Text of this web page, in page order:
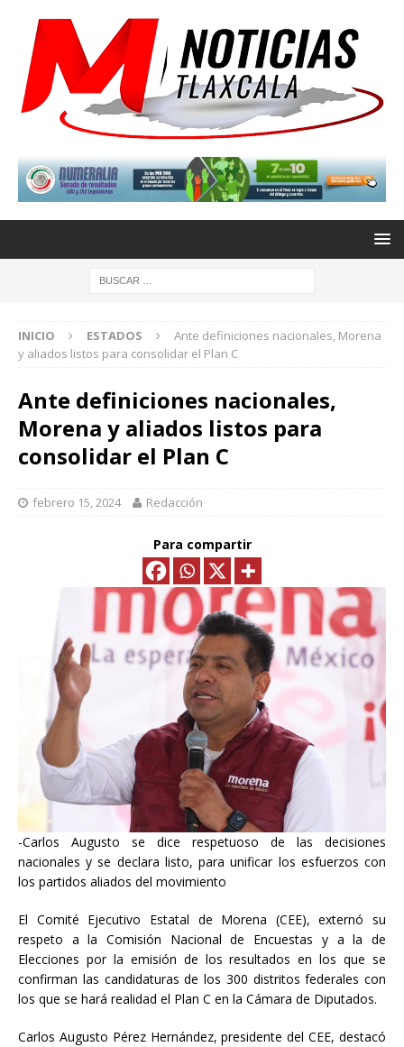
INICIO ESTADOS
Ante definiciones nacionales, Morena
y aliados listos para consolidar el Plan C
Ante definiciones nacionales,
Morena y aliados listos para
consolidar el Plan C
febrero 15, 2024 Redacción
Para compartir
-Carlos Augusto se dice respetuoso de las decisiones
nacionales y se declara listo, para unificar los esfuerzos con
los partidos aliados del movimiento
El Comité Ejecutivo Estatal de Morena (CEE), externó su
respeto a la Comisión Nacional de Encuestas y a la de
Elecciones por la emisión de los resultados en los que se
confirman las candidaturas de los 300 distritos federales con
los que se hará realidad el Plan C en la Cámara de Diputados.
Carlos Augusto Pérez Hernández, presidente del CEE, destacó